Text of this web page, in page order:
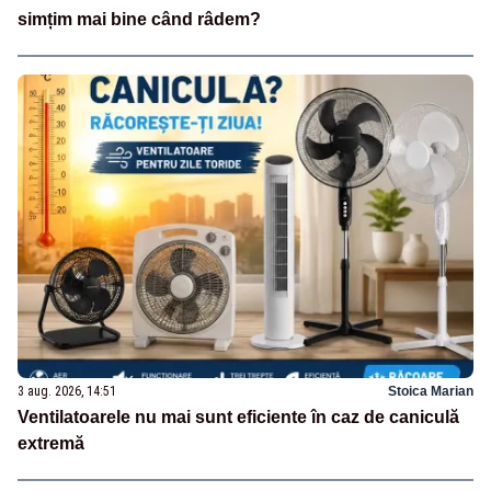
simțim mai bine când râdem?
3 aug. 2026, 14:51 Stoica Marian
Ventilatoarele nu mai sunt eficiente în caz de caniculă
extremă